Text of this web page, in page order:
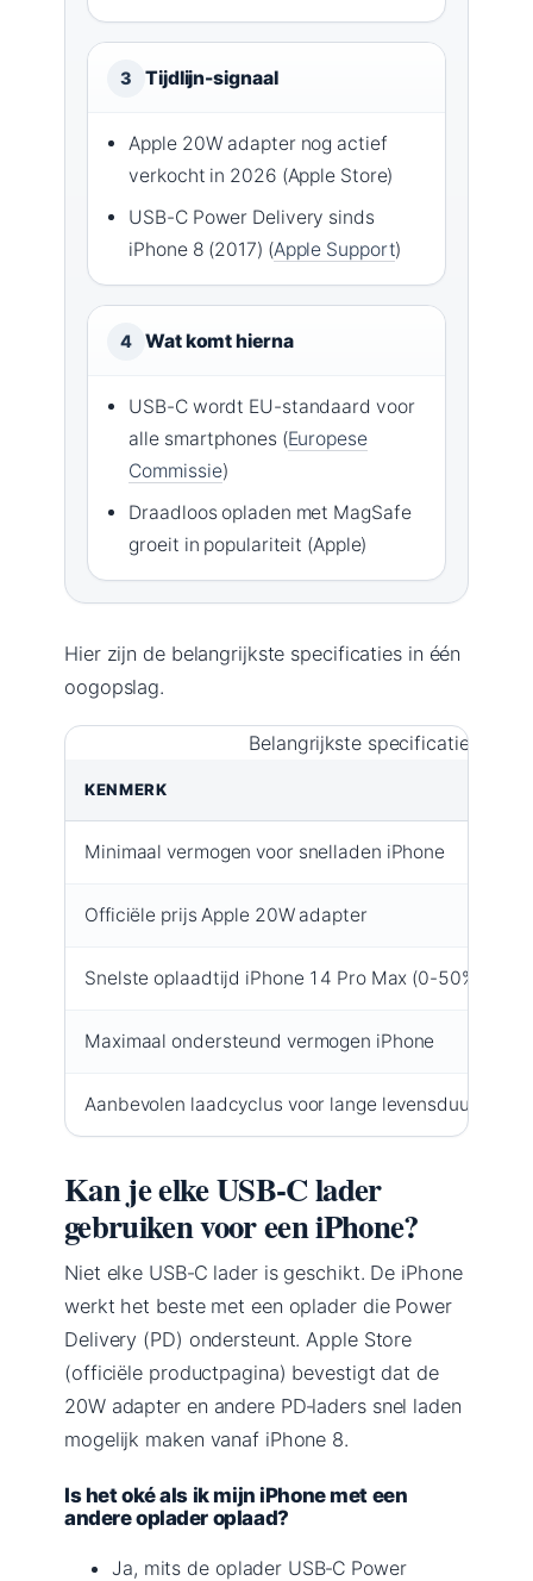
3 Tijdlijn-signaal
Apple 20W adapter nog actief
verkocht in 2026 (Apple Store)
USB-C Power Delivery sinds
iPhone 8 (2017) (Apple Support)
4 Wat komt hierna
USB-C wordt EU-standaard voor
alle smartphones (Europese
Commissie)
Draadloos opladen met MagSafe
groeit in populariteit (Apple)
Hier zijn de belangrijkste specificaties in één
oogopslag.
Belangrijkste specificaties in
KENMERK
Minimaal vermogen voor snelladen iPhone
Officiële prijs Apple 20W adapter
Snelste oplaadtijd iPhone 14 Pro Max (0-50%)
Maximaal ondersteund vermogen iPhone
Aanbevolen laadcyclus voor lange levensduur
Kan je elke USB‑C lader
gebruiken voor een iPhone?
Niet elke USB‑C lader is geschikt. De iPhone
werkt het beste met een oplader die Power
Delivery (PD) ondersteunt. Apple Store
(officiële productpagina) bevestigt dat de
20W adapter en andere PD‑laders snel laden
mogelijk maken vanaf iPhone 8.
Is het oké als ik mijn iPhone met een
andere oplader oplaad?
Ja, mits de oplader USB‑C Power